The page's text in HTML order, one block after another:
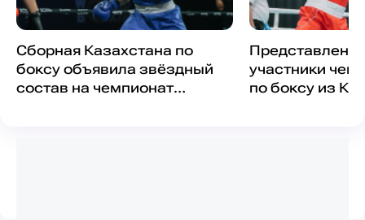
Сборная Казахстана по
боксу объявила звёздный
состав на чемпионат
Представлены
участники
по боксу из